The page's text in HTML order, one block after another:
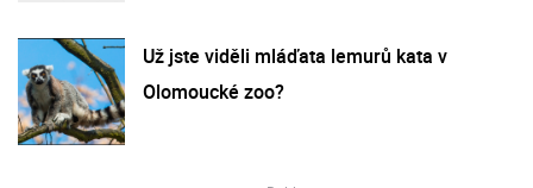
Už jste viděli mláďata lemurů kata v
Olomoucké zoo?